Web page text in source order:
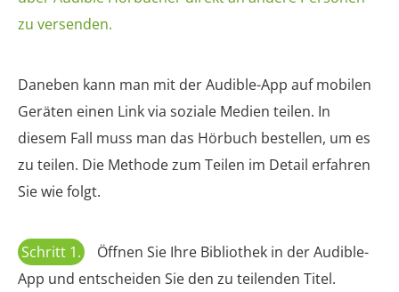
zu versenden.
Daneben kann man mit der Audible-App auf mobilen
Geräten einen Link via soziale Medien teilen. In
diesem Fall muss man das Hörbuch bestellen, um es
zu teilen. Die Methode zum Teilen im Detail erfahren
Sie wie folgt.
Schritt 1.
Öffnen Sie Ihre Bibliothek in der Audible-
App und entscheiden Sie den zu teilenden Titel.